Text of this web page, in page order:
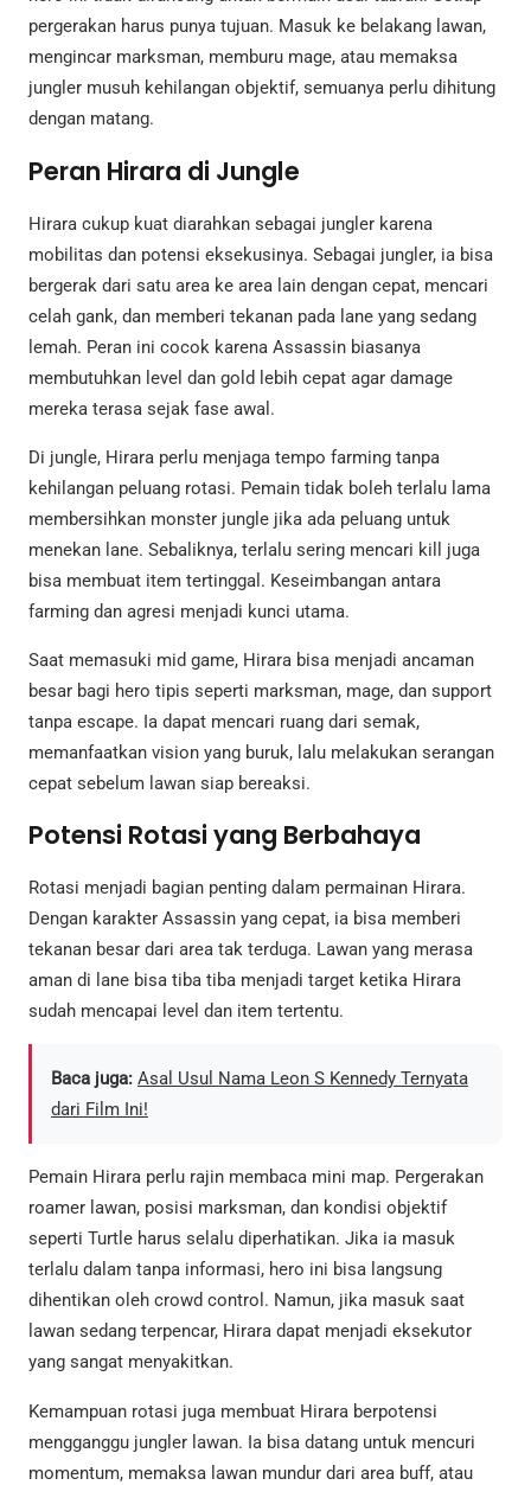
pergerakan harus punya tujuan. Masuk ke belakang lawan,
mengincar marksman, memburu mage, atau memaksa
jungler musuh kehilangan objektif, semuanya perlu dihitung
dengan matang.
Peran Hirara di Jungle
Hirara cukup kuat diarahkan sebagai jungler karena
mobilitas dan potensi eksekusinya. Sebagai jungler, ia bisa
bergerak dari satu area ke area lain dengan cepat, mencari
celah gank, dan memberi tekanan pada lane yang sedang
lemah. Peran ini cocok karena Assassin biasanya
membutuhkan level dan gold lebih cepat agar damage
mereka terasa sejak fase awal.
Di jungle, Hirara perlu menjaga tempo farming tanpa
kehilangan peluang rotasi. Pemain tidak boleh terlalu lama
membersihkan monster jungle jika ada peluang untuk
menekan lane. Sebaliknya, terlalu sering mencari kill juga
bisa membuat item tertinggal. Keseimbangan antara
farming dan agresi menjadi kunci utama.
Saat memasuki mid game, Hirara bisa menjadi ancaman
besar bagi hero tipis seperti marksman, mage, dan support
tanpa escape. Ia dapat mencari ruang dari semak,
memanfaatkan vision yang buruk, lalu melakukan serangan
cepat sebelum lawan siap bereaksi.
Potensi Rotasi yang Berbahaya
Rotasi menjadi bagian penting dalam permainan Hirara.
Dengan karakter Assassin yang cepat, ia bisa memberi
tekanan besar dari area tak terduga. Lawan yang merasa
aman di lane bisa tiba tiba menjadi target ketika Hirara
sudah mencapai level dan item tertentu.
Baca juga: Asal Usul Nama Leon S Kennedy Ternyata
dari Film Ini!
Pemain Hirara perlu rajin membaca mini map. Pergerakan
roamer lawan, posisi marksman, dan kondisi objektif
seperti Turtle harus selalu diperhatikan. Jika ia masuk
terlalu dalam tanpa informasi, hero ini bisa langsung
dihentikan oleh crowd control. Namun, jika masuk saat
lawan sedang terpencar, Hirara dapat menjadi eksekutor
yang sangat menyakitkan.
Kemampuan rotasi juga membuat Hirara berpotensi
mengganggu jungler lawan. Ia bisa datang untuk mencuri
momentum, memaksa lawan mundur dari area buff, atau